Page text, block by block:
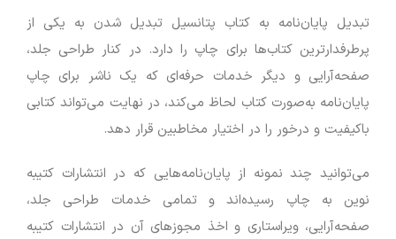
تبدیل پایان‌نامه به کتاب پتانسیل تبدیل شدن به یکی از
پرطرفدارترین کتاب‌ها برای چاپ را دارد. در کنار طراحی جلد،
صفحه‌آرایی و دیگر خدمات حرفه‌ای که یک ناشر برای چاپ
پایان‌نامه به‌صورت کتاب لحاظ می‌کند، در نهایت می‌تواند کتابی
باکیفیت و درخور را در اختیار مخاطبین قرار دهد.
می‌توانید چند نمونه از پایان‌نامه‌هایی که در انتشارات کتیبه
نوین به چاپ رسیده‌اند و تمامی خدمات طراحی جلد،
صفحه‌آرایی، ویراستاری و اخذ مجوزهای آن در انتشارات کتیبه